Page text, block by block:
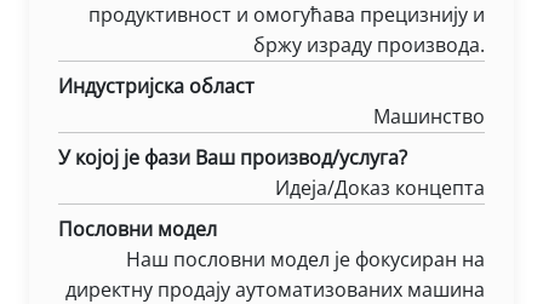
продуктивност и омогућава прецизнију и
бржу израду производа.
Индустријска област
Машинство
У којој је фази Ваш производ/услуга?
Идеја/Доказ концепта
Пословни модел
Наш пословни модел је фокусиран на
директну продају аутоматизованих машина